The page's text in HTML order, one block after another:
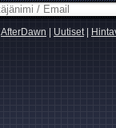
AfterDawn Uutiset|